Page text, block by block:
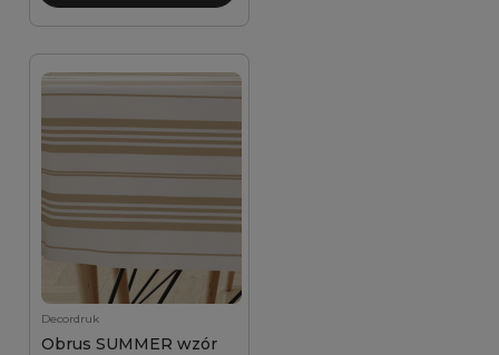
Decordruk
Obrus SUMMER wzór